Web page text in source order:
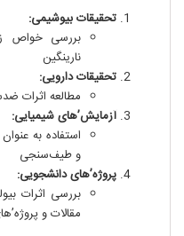
تحقیقات بیوشیمی:
بررسی خواص
نارینگین
تحقیقات دارویی:
مطالعه اثرات
آزمایش’های شیمیایی:
استفاده به
و طیف‌سنجی
پروژه’های دانشجویی:
بررسی اثرات
مقالات و